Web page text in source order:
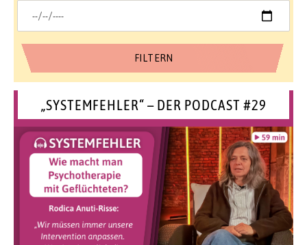
„SYSTEMFEHLER“ – DER PODCAST #29